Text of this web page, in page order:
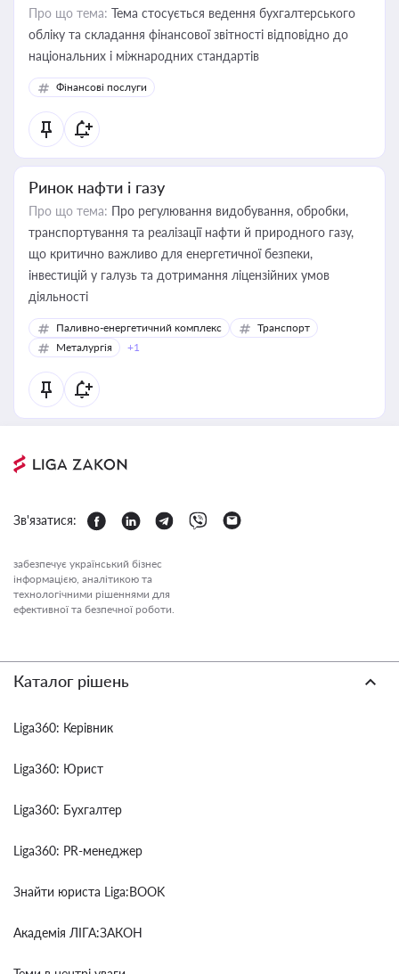
Про що тема: Тема стосується ведення бухгалтерського
обліку та складання фінансової звітності відповідно до
національних і міжнародних стандартів
Фінансові послуги
Ринок нафти і газу
Про що тема: Про регулювання видобування, обробки,
транспортування та реалізації нафти й природного газу,
що критично важливо для енергетичної безпеки,
інвестицій у галузь та дотримання ліцензійних умов
діяльності
Паливно-енергетичний комплекс
Транспорт
Металургія
+1
Зв'язатися:
забезпечує український бізнес
інформацією, аналітикою та
технологічними рішеннями для
ефективної та безпечної роботи.
Каталог рішень
Liga360: Керівник
Liga360: Юрист
Liga360: Бухгалтер
Liga360: PR-менеджер
Знайти юриста Liga:BOOK
Академія ЛІГА:ЗАКОН